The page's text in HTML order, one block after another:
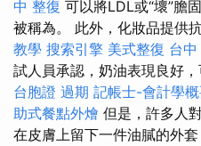
中 整復 可以將LDL或“壞”膽
被稱為。 此外，化妝品提供
教學 搜索引擎 美式整復 台
試人員承認，奶油表現良好
台胞證 過期 記帳士-會計學
助式餐點外燴 但是，許多人
在皮膚上留下一件油膩的外